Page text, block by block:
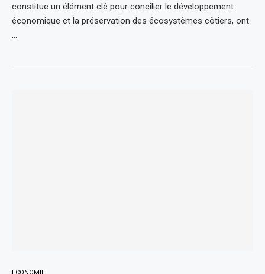
constitue un élément clé pour concilier le développement
économique et la préservation des écosystèmes côtiers, ont
…